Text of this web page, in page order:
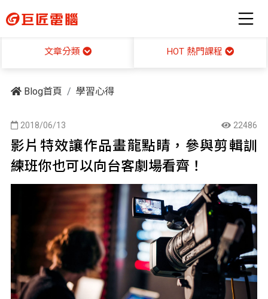
文章分類 HOT 熱門課程
Blog首頁 學習心得
2018/06/13 22486
影片特效讓作品畫龍點睛，參與剪輯訓
練班你也可以向台客劇場看齊！